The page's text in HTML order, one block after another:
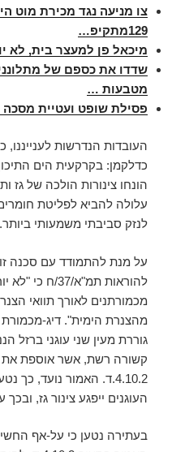
צו מניעה נגד מכירת מוט
129מתקיפ
…
מיכאל פן למעצר בית, לא
שדדו את כספם של
מטבעות …
פסילת שופט ועטיית
העובדות הנדרשות לענייננו,
כדלקמן: בקרקעית הים
הונחו צינורות הולכה של גז
עלולה להביא לפליטת
לנזק סביבתי משמעותי ביותר.
להוראות תמ"א/
מהצנרת הימית". דיג-מכמורת
גוררת מעין שני עוגני ברזל
קשורה רשת, אשר אוספת
4.10.2.ד. האמור נועד,
העוגנים ייפגע צינור גז, ובכך
בעתירה נטען כי על-אף